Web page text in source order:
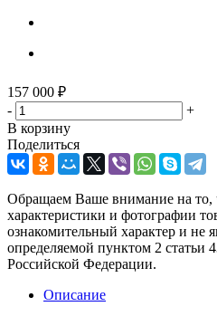
157 000 ₽
-
+
В корзину
Поделиться
Обращаем Ваше внимание на то,
характеристики и фотографии
ознакомительный характер и не
определяемой пунктом 2 статьи
Российской Федерации.
Описание